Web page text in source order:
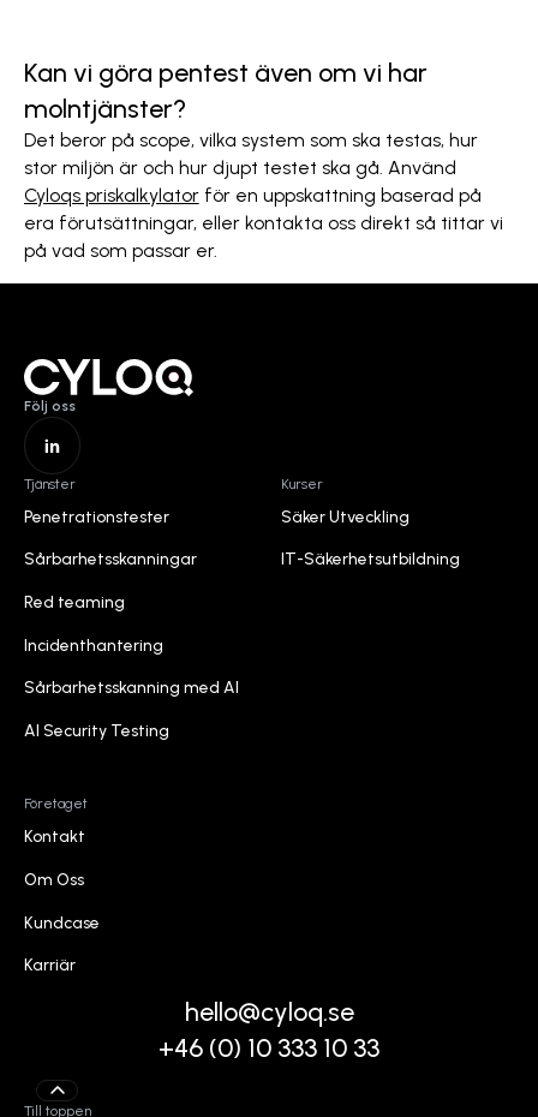
Kan vi göra pentest även om vi har
molntjänster?
Det beror på scope, vilka system som ska testas, hur
stor miljön är och hur djupt testet ska gå. Använd
Cyloqs priskalkylatorför en uppskattning baserad på
era förutsättningar, eller kontakta oss direkt så tittar vi
på vad som passar er.
Home
Följ oss
Tjänster
Penetrationstester
Sårbarhetsskanningar
Red teaming
Incidenthantering
Sårbarhetsskanning med AI
AI Security Testing
Kurser
Säker Utveckling
IT-Säkerhetsutbildning
Företaget
Kontakt
Om Oss
Kundcase
Karriär
hello@cyloq.se
+46 (0) 10 333 10 33
Till toppen